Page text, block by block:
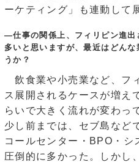
ーケティング」も連動して
―仕事の関係上、フィリピン進出
多いと思いますが、最近はどん
うか？
飲食業や小売業など、フ
ス展開されるケースが増え
らいで大きく流れが変わっ
少し前までは、セブ島など
コールセンター・BPO・シ
圧倒的に多かった。しかし